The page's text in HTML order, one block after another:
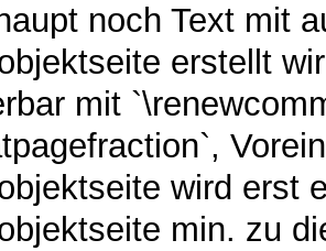
noch Text mit
erstellt
mit
wird erst
min. zu